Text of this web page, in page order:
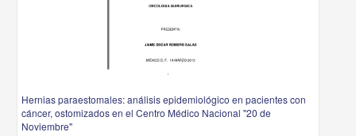
Hernias paraestomales: análisis epidemiológico en pacientes con
cáncer, ostomizados en el Centro Médico Nacional "20 de
Noviembre"